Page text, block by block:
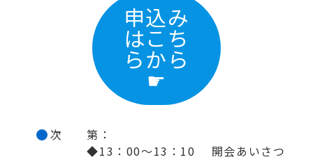
申込み
はこち
らから
☛
次 第：
◆13：00～13：10 開会あいさつ